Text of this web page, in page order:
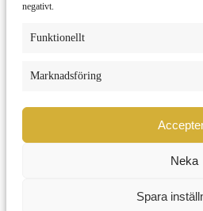
negativt.
Funktionellt
Marknadsföring
Neka
Spara
Comment
Interdum et malesuada fames ac ante
Clients